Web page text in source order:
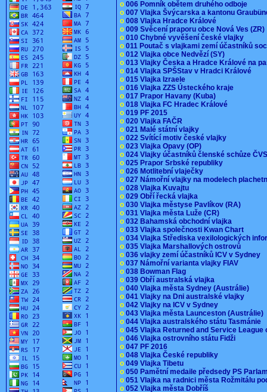
o 006 Pomník obětem druhého odboje
o 007 Vlajka Švýcarska a kantonu
o 008 Vlajka Hradce Králové
o 009 Svěcení praporu obce Nová Ves
o 010 Chybné vyvěšení české vlajky
o 011 Poutač s vlajkami zemí účastníků
o 012 Vlajka obce Nedvězí (SY)
o 013 Vlajky Česka a Hradce Králové na
o 014 Vlajka SPŠStav v Hradci Králové
o 015 Vlajka Izraele
o 016 Vlajka ZZS Ústeckého kraje
o 017 Prapor Havany (Kuba)
o 018 Vlajka FC Hradec Králové
o 019 PF 2015
o 020 Vlajka FAČR
o 021 Malé státní vlajky
o 022 Svítící motiv české vlajky
o 023 Vlajka Opavy (OP)
o 024 Vlajky účastníků členské schůze
o 025 Prapor Srbské republiky
o 026 Motlitební vlaječky
o 027 Námořní vlajky na modelech
o 028 Vlajka Kuvajtu
o 029 Obří řecká vlajka
o 030 Vlajka městyse Pavlíkov (RA)
o 031 Vlajka města Luže (CR)
o 032 Bahamská obchodní vlajka
o 033 Vlajka společnosti Kwan Chart
o 034 Vlajka Střediska vexilologických
o 035 Vlajka Marshallových ostrovů
o 036 vlajky zemí účastníků ICV v Sydney
o 037 Námořní varianta vlajky FIAV
o 038 Bowman Flag
o 039 Obří australská vlajka
o 040 Vlajka města Sydney (Austrálie)
o 041 Vlajky na Dni australské vlajky
o 042 Vlajky na ICV v Sydney
o 043 Vlajka města Launceston (Austrálie)
o 044 Vlajka australského státu Tasmánie
o 045 Vlajka Returned and Service
o 046 Vlajka ostrovního státu Fidži
o 047 PF 2016
o 048 Vlajka České republiky
o 049 Vlajka Tibetu
o 050 Pamětní medaile předsedy PS
o 051 Vlajka na radnici města Rožmitálu
o 052 Vlajka města Dobříš